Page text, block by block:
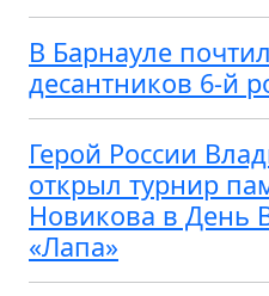
В Барнауле
десантников 6-й
Герой России
открыл турнир
Новикова в День
«Лапа»